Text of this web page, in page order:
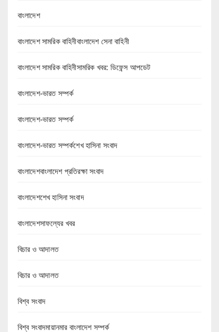
বাংলাদেশ
বাংলাদেশ সামরিক বাহিনীবাংলাদেশ সেনা বাহিনী
বাংলাদেশ সামরিক বাহিনীসামরিক খবর: ডিফেন্স আপডেট
বাংলাদেশ-ভারত সম্পর্ক
বাংলাদেশ-ভারত সম্পর্ক
বাংলাদেশ-ভারত সম্পর্কশেখ হাসিনা সংবাদ
বাংলাদেশবাংলাদেশ প্রতিরক্ষা সংবাদ
বাংলাদেশশেখ হাসিনা সংবাদ
বাংলাদেশসাফল্যের খবর
বিচার ও আদালত
বিচার ও আদালত
বিশ্ব সংবাদ
বিশ্ব সংবাদমায়ানমার বাংলাদেশ সম্পর্ক